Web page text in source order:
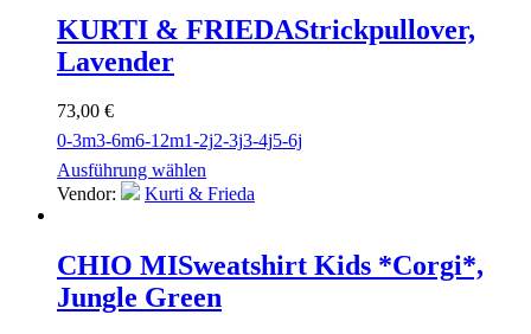
KURTI & FRIEDAStrickpullover,
Lavender
73,00 €
0-3m3-6m6-12m1-2j2-3j3-4j5-6j
Ausführung wählen
Vendor:
Kurti & Frieda
CHIO MISweatshirt Kids *Corgi*,
Jungle Green